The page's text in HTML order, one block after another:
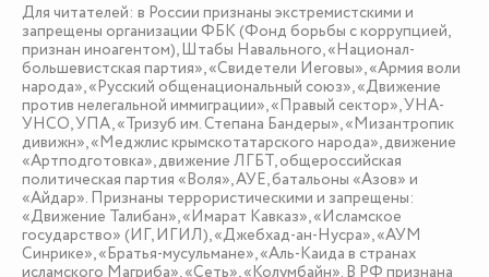
Для читателей: в России признаны экстремистскими и
запрещены организации ФБК (Фонд борьбы с коррупцией,
признан иноагентом), Штабы Навального, «Национал-
большевистская партия», «Свидетели Иеговы», «Армия воли
народа», «Русский общенациональный союз», «Движение
против нелегальной иммиграции», «Правый сектор», УНА-
УНСО, УПА, «Тризуб им. Степана Бандеры», «Мизантропик
дивижн», «Меджлис крымскотатарского народа», движение
«Артподготовка», движение ЛГБТ, общероссийская
политическая партия «Воля», АУЕ, батальоны «Азов» и
«Айдар». Признаны террористическими и запрещены:
«Движение Талибан», «Имарат Кавказ», «Исламское
государство» (ИГ, ИГИЛ), «Джебхад-ан-Нусра», «АУМ
Синрике», «Братья-мусульмане», «Аль-Каида в странах